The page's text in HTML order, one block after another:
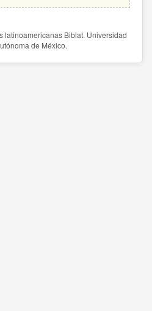
latinoamericanas Biblat. Universidad
de México.